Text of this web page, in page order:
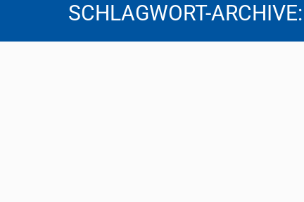
SCHLAGWORT-ARCHIVE: